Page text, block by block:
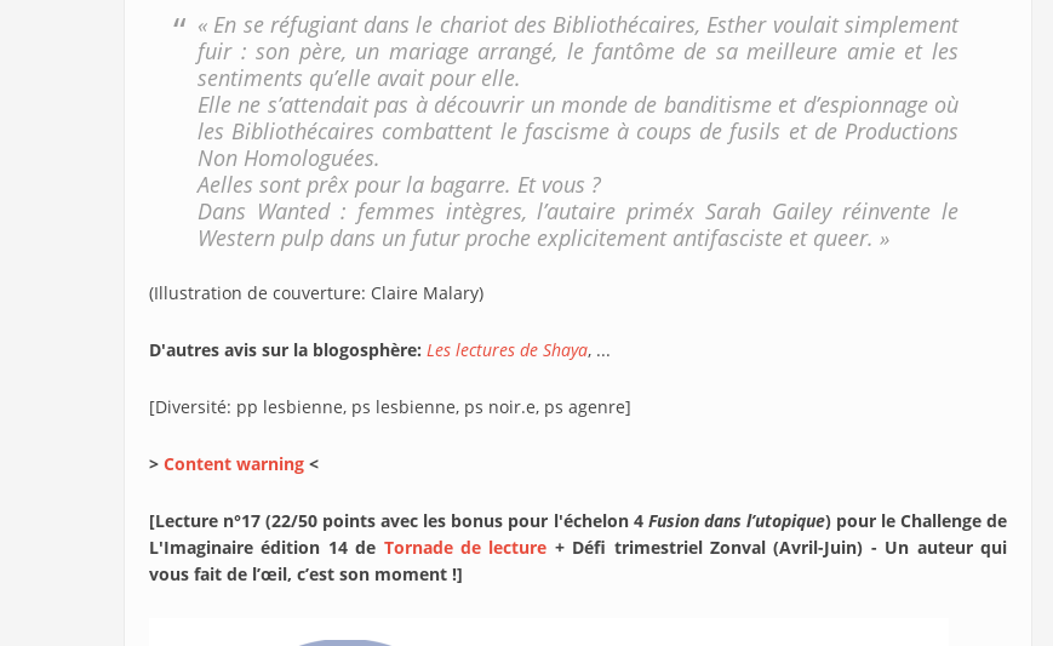
« En se réfugiant dans le chariot des Bibliothécaires, Esther voulait simplement
fuir : son père, un mariage arrangé, le fantôme de sa meilleure amie et les
sentiments qu’elle avait pour elle.
Elle ne s’attendait pas à découvrir un monde de banditisme et d’espionnage où
les Bibliothécaires combattent le fascisme à coups de fusils et de Productions
Non Homologuées.
Aelles sont prêx pour la bagarre. Et vous ?
Dans Wanted : femmes intègres, l’autaire priméx Sarah Gailey réinvente le
Western pulp dans un futur proche explicitement antifasciste et queer. »
(Illustration de couverture: Claire Malary)
D'autres avis sur la blogosphère: Les lectures de Shaya, ...
[Diversité: pp lesbienne, ps lesbienne, ps noir.e, ps agenre]
> Content warning <
[Lecture n°17 (22/50 points avec les bonus pour l'échelon 4 Fusion dans l’utopique) pour le Challenge de
L'Imaginaire édition 14 de Tornade de lecture + Défi trimestriel Zonval (Avril-Juin) - Un auteur qui
vous fait de l’œil, c’est son moment !]